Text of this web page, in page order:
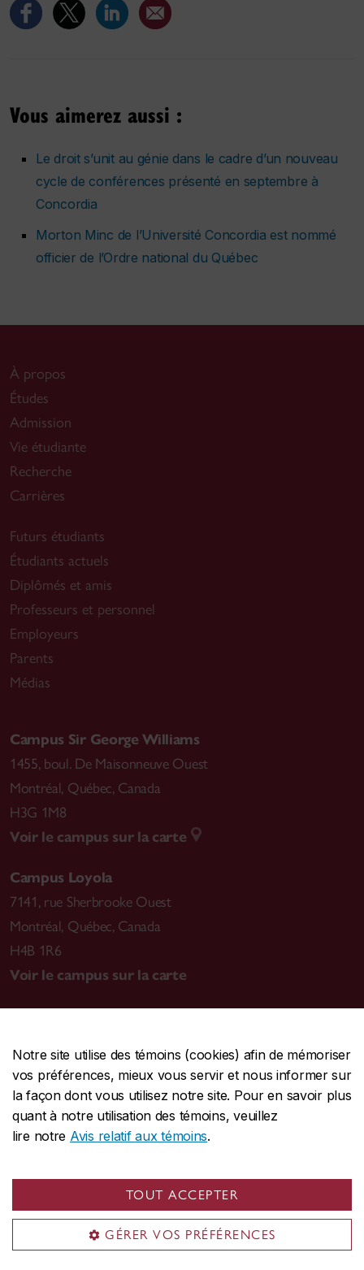
Notre site utilise des témoins (cookies) afin de mémoriser
vos préférences, mieux vous servir et nous informer sur
la façon dont vous utilisez notre site. Pour en savoir plus
quant à notre utilisation des témoins, veuillez
lire notre Avis relatif aux témoins.
TOUT ACCEPTER
GÉRER VOS PRÉFÉRENCES
Vous aimerez aussi :
Le droit s’unit au génie dans le cadre d’un nouveau
cycle de conférences présenté en septembre à
Concordia
Morton Minc de l’Université Concordia est nommé
officier de l’Ordre national du Québec
À propos
Études
Admission
Vie étudiante
Recherche
Carrières
Futurs étudiants
Étudiants actuels
Diplômés et amis
Professeurs et personnel
Employeurs
Parents
Médias
Campus Sir George Williams
1455, boul. De Maisonneuve Ouest
Montréal, Québec, Canada
H3G 1M8
Voir le campus sur la carte
Campus Loyola
7141, rue Sherbrooke Ouest
Montréal, Québec, Canada
H4B 1R6
Voir le campus sur la carte
CENTRALE514-848-2424
URGENCE514-848-3717
Protection et prévention | Accessibilité | Confidentialité
Conditions d'utilisation |
© Université Concordia. Montréal, QC, Canada